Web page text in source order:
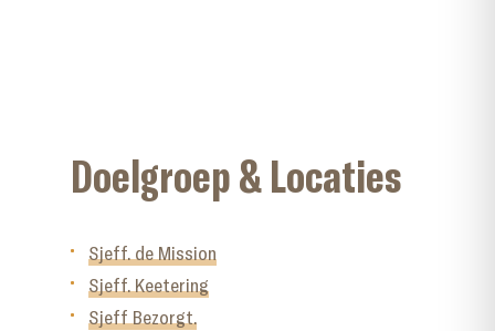
Doelgroep & Locaties
Sjeff. de Mission
Sjeff. Keetering
Sjeff Bezorgt.